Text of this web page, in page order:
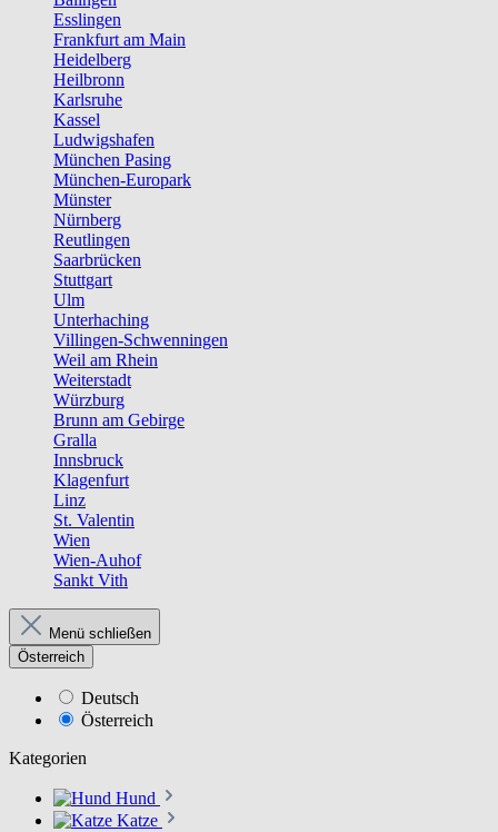
Esslingen
Frankfurt am Main
Heidelberg
Heilbronn
Karlsruhe
Kassel
Ludwigshafen
München Pasing
München-Europark
Münster
Nürnberg
Reutlingen
Saarbrücken
Stuttgart
Ulm
Unterhaching
Villingen-Schwenningen
Weil am Rhein
Weiterstadt
Würzburg
Brunn am Gebirge
Gralla
Innsbruck
Klagenfurt
Linz
St. Valentin
Wien
Wien-Auhof
Sankt Vith
Menü schließen
Österreich
Deutsch
Österreich
Kategorien
Hund
Katze